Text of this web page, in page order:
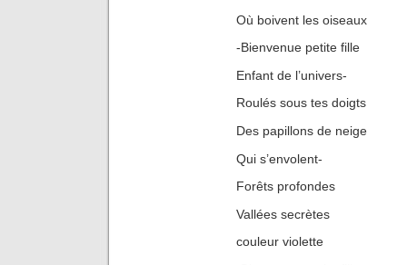
Où boivent les oiseaux
-Bienvenue petite fille
Enfant de l’univers-
Roulés sous tes doigts
Des papillons de neige
Qui s’envolent-
Forêts profondes
Vallées secrètes
couleur violette